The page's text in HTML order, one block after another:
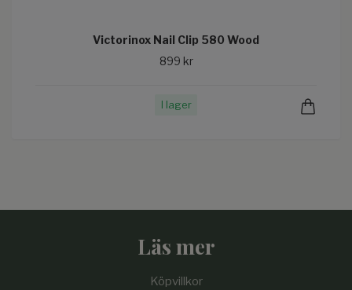
Victorinox Nail Clip 580 Wood
899 kr
I lager
Läs mer
Köpvillkor